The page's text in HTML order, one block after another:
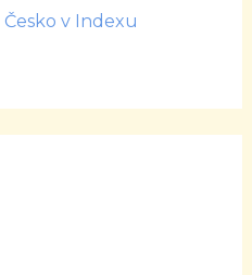
v Indexu